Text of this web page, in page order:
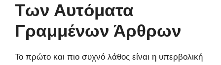
Των Αυτόματα
Γραμμένων Άρθρων
Το πρώτο και πιο συχνό λάθος είναι η υπερβολική